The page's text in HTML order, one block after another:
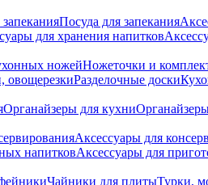
Посуда для запекания
для хранения напитков
ножейНожеточки и
овощерезкиРазделочные доски
Органайзеры для кухни
Аксессуары для
напитковАксессуары для
Чайники для плитыТурки,